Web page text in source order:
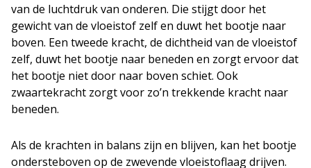
van de luchtdruk van onderen. Die stijgt door het
gewicht van de vloeistof zelf en duwt het bootje naar
boven. Een tweede kracht, de dichtheid van de vloeistof
zelf, duwt het bootje naar beneden en zorgt ervoor dat
het bootje niet door naar boven schiet. Ook
zwaartekracht zorgt voor zo’n trekkende kracht naar
beneden.
Als de krachten in balans zijn en blijven, kan het bootje
ondersteboven op de zwevende vloeistoflaag drijven.